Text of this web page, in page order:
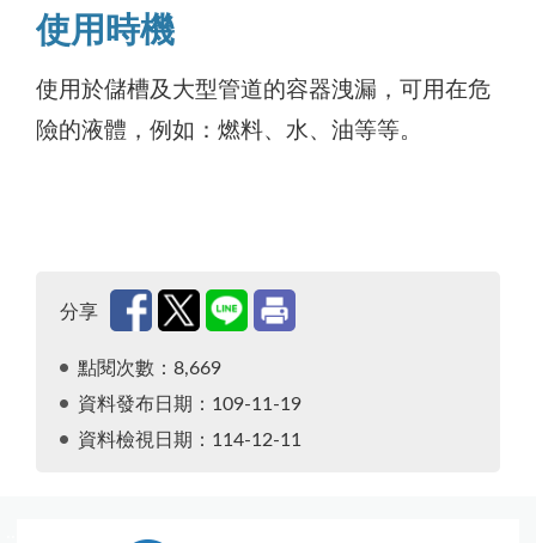
使用時機
使用於儲槽及大型管道的容器洩漏，可用在危
險的液體，例如：燃料、水、油等等。
分享
點閱次數：8,669
資料發布日期：109-11-19
資料檢視日期：114-12-11